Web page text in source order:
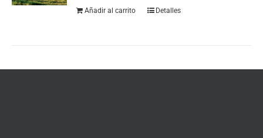
Añadir al carrito Detalles